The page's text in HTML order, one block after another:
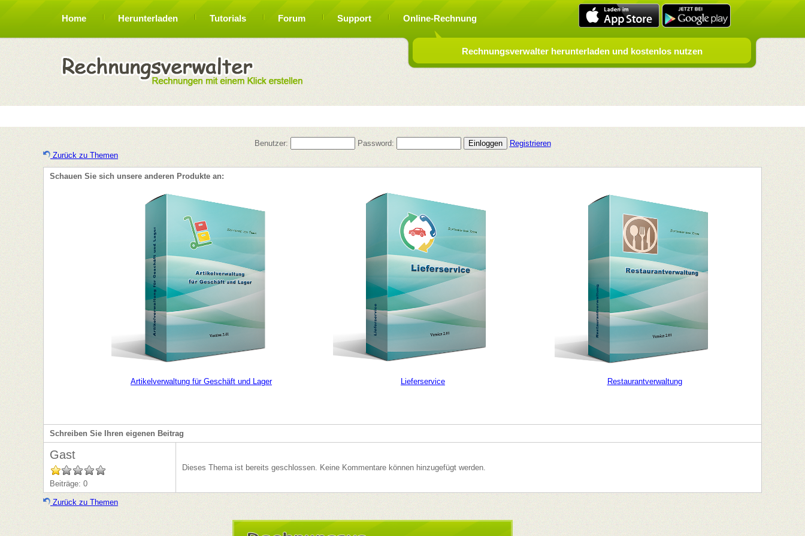
Home Herunterladen Tutorials Forum Support Online-Rechnung
Rechnungsverwalter herunterladen und kostenlos nutzen
Benutzer: Password:
Registrieren
Zurück zu Themen
Schauen Sie sich unsere anderen Produkte an:
Restaurantverwaltung
Lieferservice
Artikelverwaltung für Geschäft und Lager
Schreiben Sie Ihren eigenen Beitrag
Gast
Beiträge: 0
Dieses Thema ist bereits geschlossen. Keine Kommentare können hinzugefügt werden.
Zurück zu Themen